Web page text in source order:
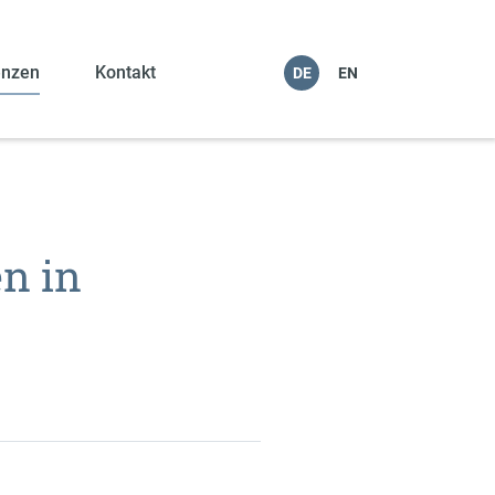
Kontakt DE EN
in